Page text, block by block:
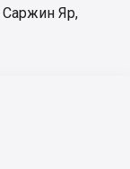
Саржин Яр,